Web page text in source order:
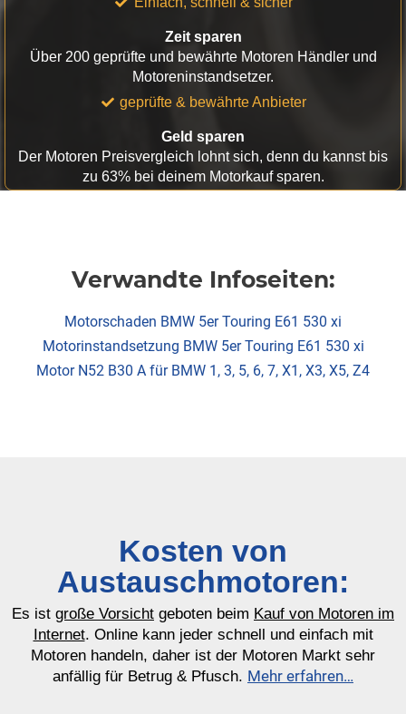
Zeit sparen
Über 200 geprüfte und bewährte Motoren Händler und
Motoreninstandsetzer.
geprüfte & bewährte Anbieter
Geld sparen
Der Motoren Preisvergleich lohnt sich, denn du kannst bis
zu 63% bei deinem Motorkauf sparen.
Verwandte Infoseiten:
Motorschaden BMW 5er Touring E61 530 xi
Motorinstandsetzung BMW 5er Touring E61 530 xi
Motor N52 B30 A für BMW 1, 3, 5, 6, 7, X1, X3, X5, Z4
Kosten von
Austauschmotoren:
Es ist große Vorsicht geboten beim Kauf von Motoren im
Internet. Online kann jeder schnell und einfach mit
Motoren handeln, daher ist der Motoren Markt sehr
anfällig für Betrug & Pfusch. Mehr erfahren…